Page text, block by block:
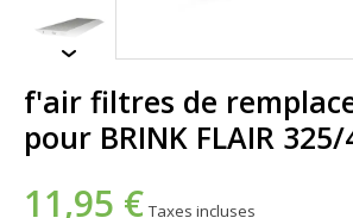
f'air filtres de
pour BRINK FLAIR 325/
11,95 € Taxes incluses